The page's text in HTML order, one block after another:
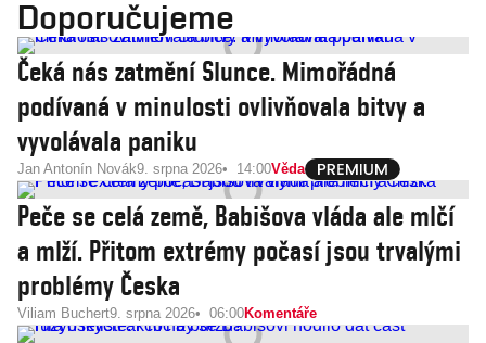
Doporučujeme
Čeká nás zatmění Slunce. Mimořádná
podívaná v minulosti ovlivňovala bitvy a
vyvolávala paniku
Jan Antonín Novák9. srpna 2026 14:00Věda
Peče se celá země, Babišova vláda ale mlčí
a mlží. Přitom extrémy počasí jsou trvalými
problémy Česka
Viliam Buchert9. srpna 2026 06:00Komentáře